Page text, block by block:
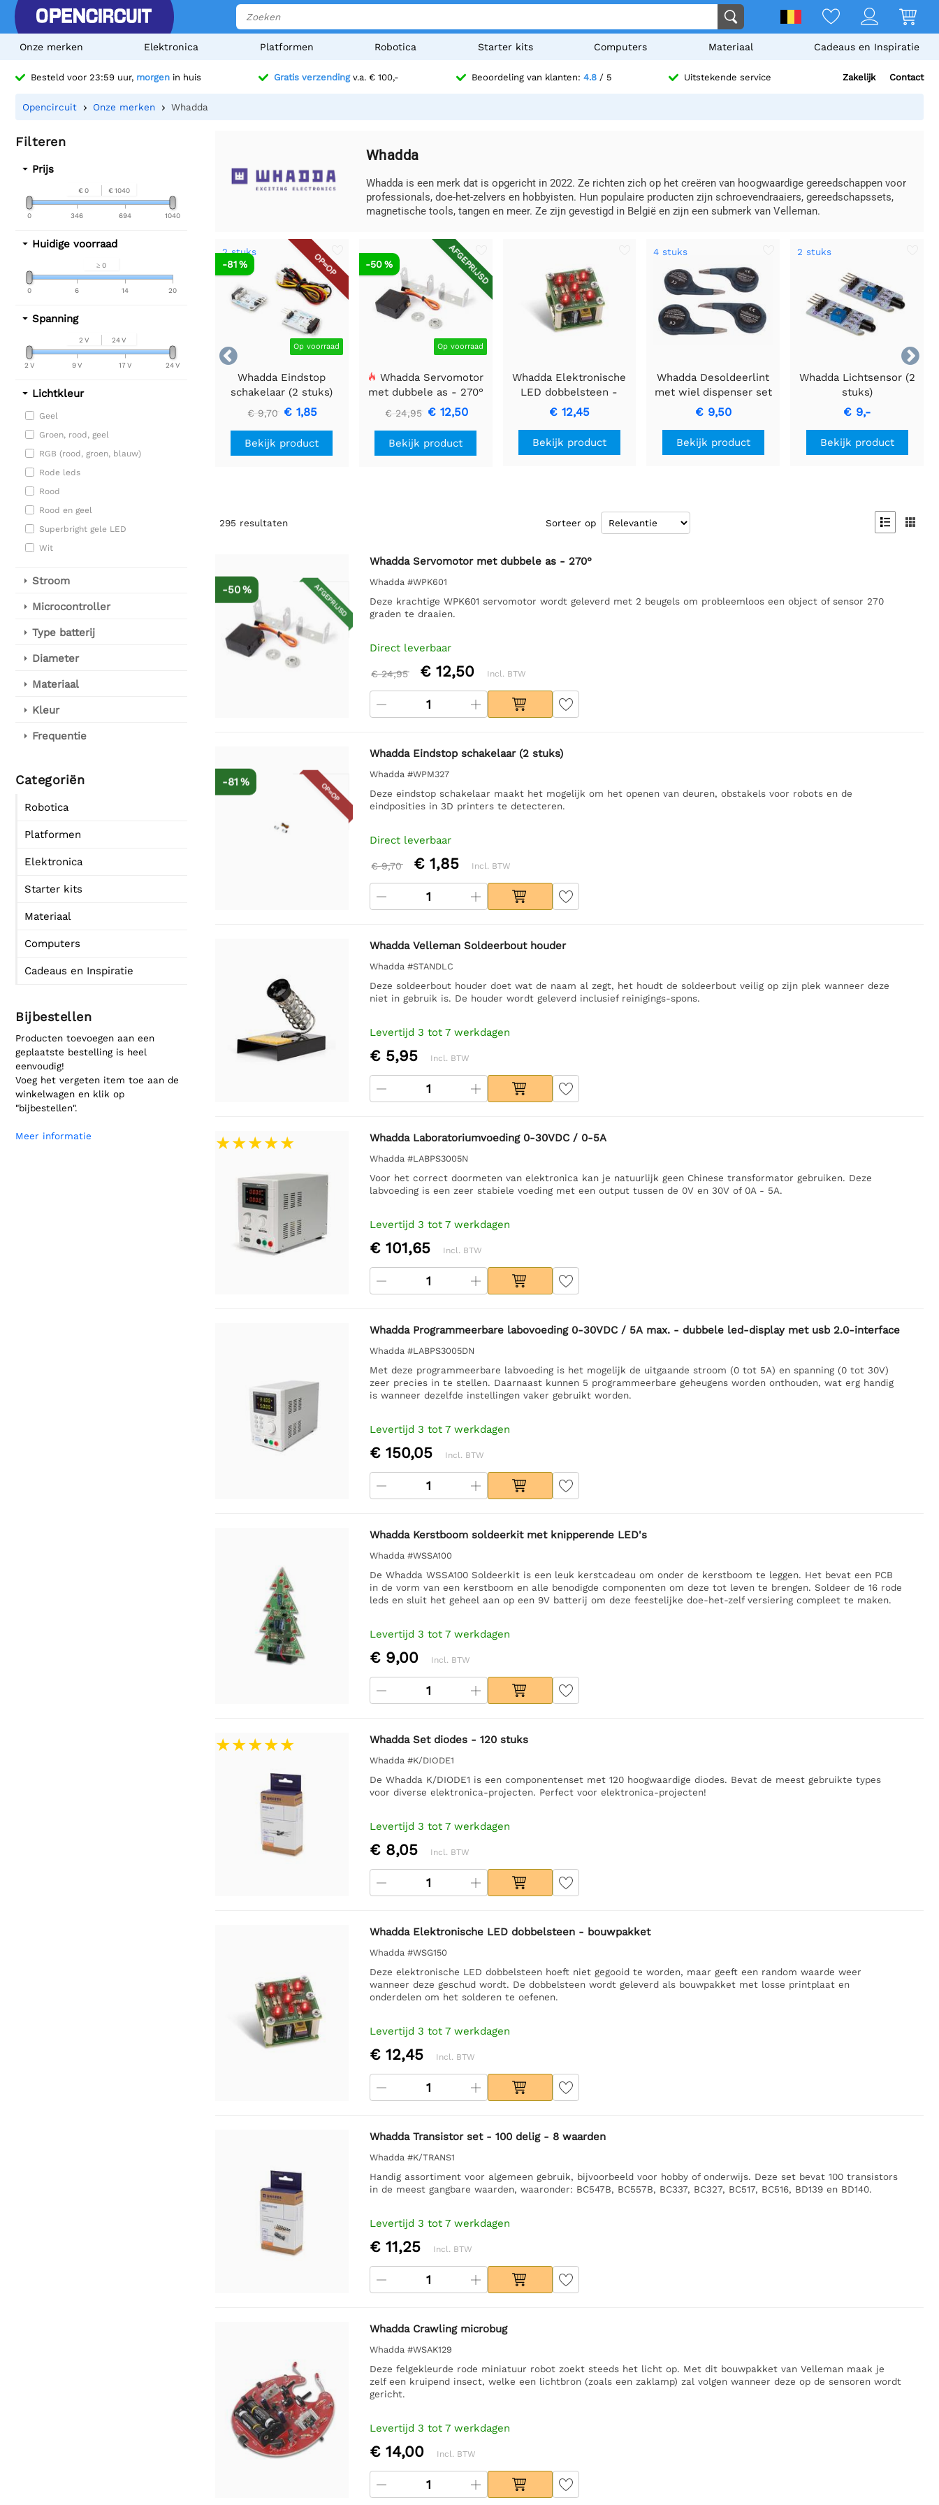
Onze merken Elektronica Platformen Robotica Starter kits Computers Materiaal Cadeaus en Inspiratie
Besteld voor 23:59 uur, morgen in huis Gratis verzendingv.a. € 100,- Beoordeling van klanten: 4.8/ 5 Uitstekende service Zakelijk Contact
Opencircuit Onze merken Whadda
Filteren
Prijs
€ 0 € 1040
0 1040
346 694
Huidige voorraad
≥ 0
0 20
6 14
Spanning
2 V 24 V
2 V 24 V
9 V 17 V
Lichtkleur
Geel
Groen, rood, geel
RGB (rood, groen, blauw)
Rode leds
Rood
Rood en geel
Superbright gele LED
Wit
Stroom
Microcontroller
Type batterij
Diameter
Materiaal
Kleur
Frequentie
Categoriën
Robotica
Platformen
Elektronica
Starter kits
Materiaal
Computers
Cadeaus en Inspiratie
Bijbestellen
Producten toevoegen aan een
geplaatste bestelling is heel
eenvoudig!
Voeg het vergeten item toe aan de
winkelwagen en klik op
"bijbestellen".
Meer informatie
Whadda
Whadda is een merk dat is opgericht in 2022. Ze richten zich op het creëren van hoogwaardige gereedschappen voor
professionals, doe-het-zelvers en hobbyisten. Hun populaire producten zijn schroevendraaiers, gereedschapssets,
magnetische tools, tangen en meer. Ze zijn gevestigd in België en zijn een submerk van Velleman.


OP=OP
2 stuks
Op voorraad
-81 %
Whadda Eindstop
schakelaar (2 stuks)
€ 9,70 € 1,85
Bekijk product
AFGEPRIJSD
Op voorraad
-50 %
Whadda Servomotor
met dubbele as - 270°
€ 24,95 € 12,50
Bekijk product
Whadda Elektronische
LED dobbelsteen -
bouwpakket
€ 12,45
Bekijk product
4 stuks
Whadda Desoldeerlint
met wiel dispenser set
- 4 stuks
€ 9,50
Bekijk product
2 stuks
Whadda Lichtsensor (2
stuks)
€ 9,-
Bekijk product
295 resultaten Sorteer op  
AFGEPRIJSD
-50 %
Whadda Servomotor met dubbele as - 270°
Whadda #WPK601
Deze krachtige WPK601 servomotor wordt geleverd met 2 beugels om probleemloos een object of sensor 270
graden te draaien.
Direct leverbaar
€ 24,95 € 12,50 Incl. BTW
OP=OP
-81 %
Whadda Eindstop schakelaar (2 stuks)
Whadda #WPM327
Deze eindstop schakelaar maakt het mogelijk om het openen van deuren, obstakels voor robots en de
eindposities in 3D printers te detecteren.
Direct leverbaar
€ 9,70 € 1,85 Incl. BTW
Whadda Velleman Soldeerbout houder
Whadda #STANDLC
Deze soldeerbout houder doet wat de naam al zegt, het houdt de soldeerbout veilig op zijn plek wanneer deze
niet in gebruik is. De houder wordt geleverd inclusief reinigings-spons.
Levertijd 3 tot 7 werkdagen
€ 5,95 Incl. BTW
Whadda Laboratoriumvoeding 0-30VDC / 0-5A
Whadda #LABPS3005N
Voor het correct doormeten van elektronica kan je natuurlijk geen Chinese transformator gebruiken. Deze
labvoeding is een zeer stabiele voeding met een output tussen de 0V en 30V of 0A - 5A.
Levertijd 3 tot 7 werkdagen
€ 101,65 Incl. BTW
Whadda Programmeerbare labovoeding 0-30VDC / 5A max. - dubbele led-display met usb 2.0-interface
Whadda #LABPS3005DN
Met deze programmeerbare labvoeding is het mogelijk de uitgaande stroom (0 tot 5A) en spanning (0 tot 30V)
zeer precies in te stellen. Daarnaast kunnen 5 programmeerbare geheugens worden onthouden, wat erg handig
is wanneer dezelfde instellingen vaker gebruikt worden.
Levertijd 3 tot 7 werkdagen
€ 150,05 Incl. BTW
Whadda Kerstboom soldeerkit met knipperende LED's
Whadda #WSSA100
De Whadda WSSA100 Soldeerkit is een leuk kerstcadeau om onder de kerstboom te leggen. Het bevat een PCB
in de vorm van een kerstboom en alle benodigde componenten om deze tot leven te brengen. Soldeer de 16 rode
leds en sluit het geheel aan op een 9V batterij om deze feestelijke doe-het-zelf versiering compleet te maken.
Levertijd 3 tot 7 werkdagen
€ 9,00 Incl. BTW
Whadda Set diodes - 120 stuks
Whadda #K/DIODE1
De Whadda K/DIODE1 is een componentenset met 120 hoogwaardige diodes. Bevat de meest gebruikte types
voor diverse elektronica-projecten. Perfect voor elektronica-projecten!
Levertijd 3 tot 7 werkdagen
€ 8,05 Incl. BTW
Whadda Elektronische LED dobbelsteen - bouwpakket
Whadda #WSG150
Deze elektronische LED dobbelsteen hoeft niet gegooid te worden, maar geeft een random waarde weer
wanneer deze geschud wordt. De dobbelsteen wordt geleverd als bouwpakket met losse printplaat en
onderdelen om het solderen te oefenen.
Levertijd 3 tot 7 werkdagen
€ 12,45 Incl. BTW
Whadda Transistor set - 100 delig - 8 waarden
Whadda #K/TRANS1
Handig assortiment voor algemeen gebruik, bijvoorbeeld voor hobby of onderwijs. Deze set bevat 100 transistors
in de meest gangbare waarden, waaronder: BC547B, BC557B, BC337, BC327, BC517, BC516, BD139 en BD140.
Levertijd 3 tot 7 werkdagen
€ 11,25 Incl. BTW
Whadda Crawling microbug
Whadda #WSAK129
Deze felgekleurde rode miniatuur robot zoekt steeds het licht op. Met dit bouwpakket van Velleman maak je
zelf een kruipend insect, welke een lichtbron (zoals een zaklamp) zal volgen wanneer deze op de sensoren wordt
gericht.
Levertijd 3 tot 7 werkdagen
€ 14,00 Incl. BTW